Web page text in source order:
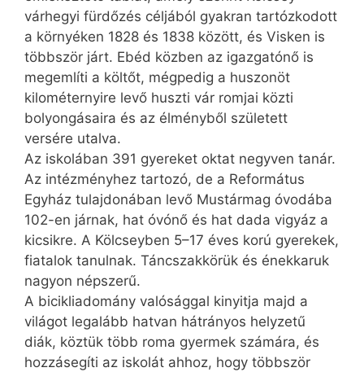
várhegyi fürdőzés céljából gyakran tartózkodott
a környéken 1828 és 1838 között, és Visken is
többször járt. Ebéd közben az igazgatónő is
megemlíti a költőt, mégpedig a huszonöt
kilométernyire levő huszti vár romjai közti
bolyongásaira és az élményből született
versére utalva.
Az iskolában 391 gyereket oktat negyven tanár.
Az intézményhez tartozó, de a Református
Egyház tulajdonában levő Mustármag óvodába
102-en járnak, hat óvónő és hat dada vigyáz a
kicsikre. A Kölcseyben 5–17 éves korú gyerekek,
fiatalok tanulnak. Táncszakkörük és énekkaruk
nagyon népszerű.
A bicikliadomány valósággal kinyitja majd a
világot leg­alább hatvan hátrányos helyzetű
diák, köztük több roma gyermek számára, és
hozzásegíti az iskolát ahhoz, hogy többször